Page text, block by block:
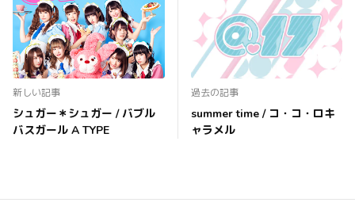
新しい記事
シュガー＊シュガー / バブル
バスガール A TYPE
過去の記事
summer time / コ・コ・ロキ
ャラメル